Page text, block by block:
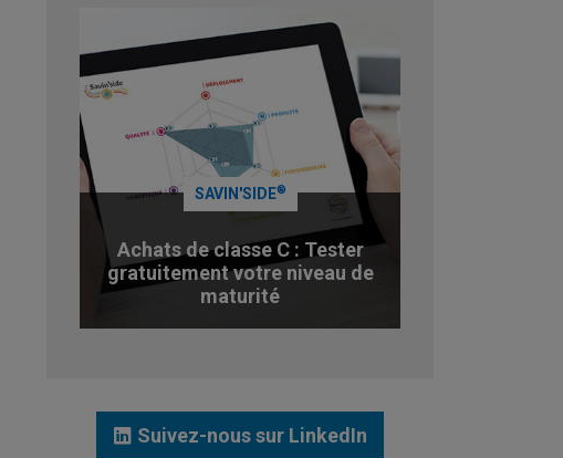
SAVIN'SIDE®
Achats de classe C : Tester
gratuitement votre niveau de
maturité
Suivez-nous sur LinkedIn